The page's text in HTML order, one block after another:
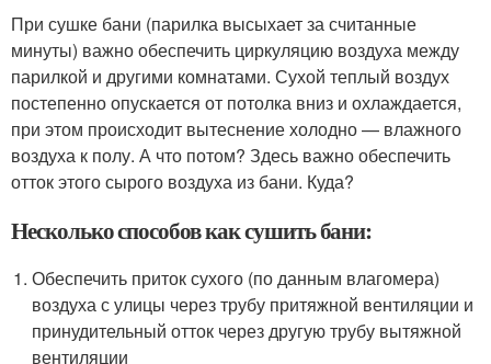
При сушке бани (парилка высыхает за считанные
минуты) важно обеспечить циркуляцию воздуха между
парилкой и другими комнатами. Сухой теплый воздух
постепенно опускается от потолка вниз и охлаждается,
при этом происходит вытеснение холодно — влажного
воздуха к полу. А что потом? Здесь важно обеспечить
отток этого сырого воздуха из бани. Куда?
Несколько способов как сушить бани:
Обеспечить приток сухого (по данным влагомера)
воздуха с улицы через трубу притяжной вентиляции и
принудительный отток через другую трубу вытяжной
вентиляции